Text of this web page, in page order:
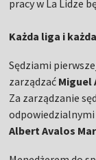
pracy w La Lidze
Każda liga i
Sędziami
zarządzać Miguel
Za zarządzanie
Albert Avalos